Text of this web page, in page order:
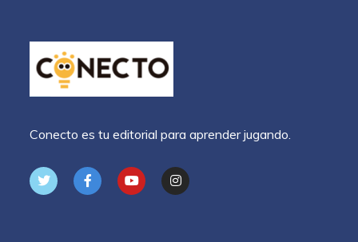
Conecto es tu editorial para aprender jugando.